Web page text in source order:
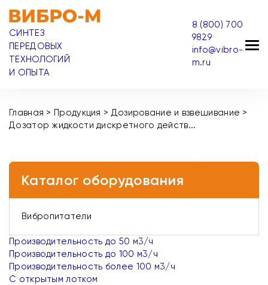
СИНТЕЗ
ПЕРЕДОВЫХ
ТЕХНОЛОГИЙ
И ОПЫТА
8 (800) 700
9829
info@vibro-
m.ru
Главная > Продукция > Дозирование и взвешивание >
Дозатор жидкости дискретного действ...
Каталог оборудования
Вибропитатели
Производительность до 50 м3/ч
Производительность до 100 м3/ч
Производительность более 100 м3/ч
С открытым лотком